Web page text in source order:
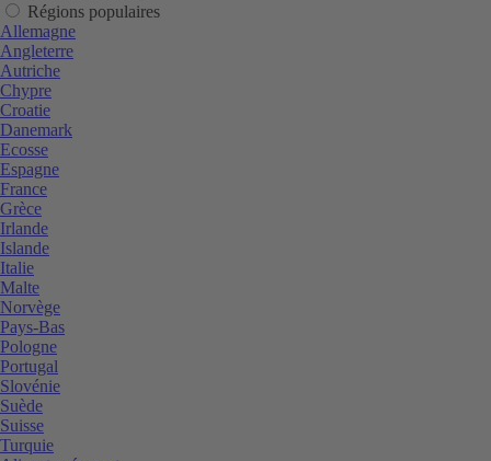
Régions populaires
Allemagne
Angleterre
Autriche
Chypre
Croatie
Danemark
Ecosse
Espagne
France
Grèce
Irlande
Islande
Italie
Malte
Norvège
Pays-Bas
Pologne
Portugal
Slovénie
Suède
Suisse
Turquie